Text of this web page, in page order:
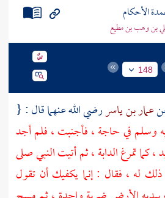
الأحكام
بن وهب بن مطيع
148
عمار بن ياسررضي الله عنهما قال : {
وسلم في حاجة ، فأجنبت ، فلم أجد
كما تمرغ الدابة ، ثم أتيت النبي صلى
له ، فقال : إنما يكفيك أن تقول